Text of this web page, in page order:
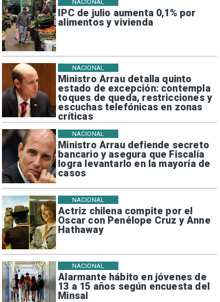
IPC de julio aumenta 0,1% por
alimentos y vivienda
NACIONAL
Ministro Arrau detalla quinto
estado de excepción: contempla
toques de queda, restricciones y
escuchas telefónicas en zonas
críticas
NACIONAL
Ministro Arrau defiende secreto
bancario y asegura que Fiscalía
logra levantarlo en la mayoría de
casos
NACIONAL
Actriz chilena compite por el
Oscar con Penélope Cruz y Anne
Hathaway
NACIONAL
Alarmante hábito en jóvenes de
13 a 15 años según encuesta del
Minsal
NACIONAL